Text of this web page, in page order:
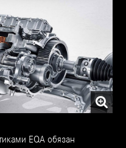
EQA обязан